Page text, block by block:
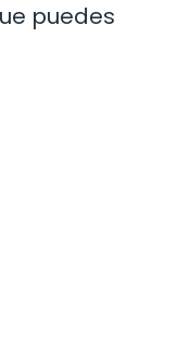
puedes